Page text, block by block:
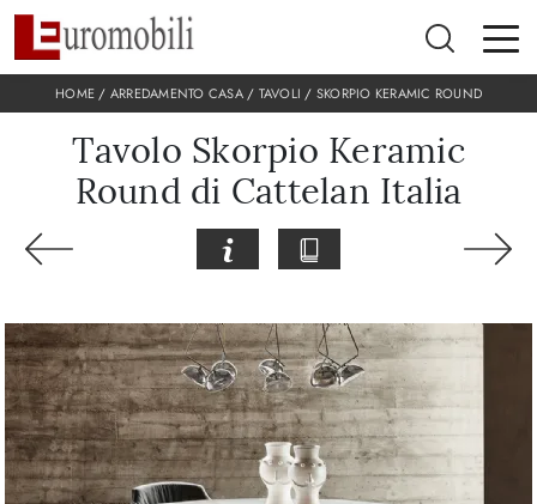
HOME / ARREDAMENTO CASA/ TAVOLI / SKORPIO KERAMIC ROUND
Tavolo Skorpio Keramic
Round di Cattelan Italia